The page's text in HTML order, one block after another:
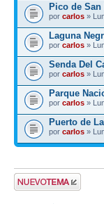
Pico de
por carlos »
Laguna
por carlos »
Senda Del
por carlos »
Parque
por carlos »
Puerto de
por carlos »
Publicar un nuevo
tema